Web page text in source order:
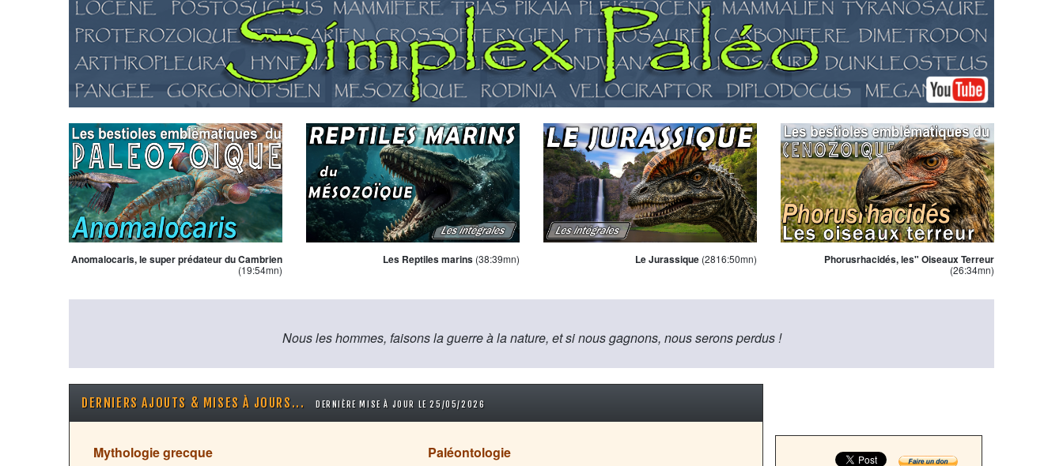
Anomalocaris, le super prédateur du Cambrien
(19:54mn)
Les Reptiles marins (38:39mn) Le Jurassique (2816:50mn) Phorusrhacidés, les" Oiseaux Terreur
(26:34mn)
Nous les hommes, faisons la guerre à la nature, et si nous gagnons, nous serons perdus !
DERNIERS AJOUTS & MISES À JOURS... DERNIÈRE MISE À JOUR LE 25/05/2026
Mythologie grecque Paléontologie